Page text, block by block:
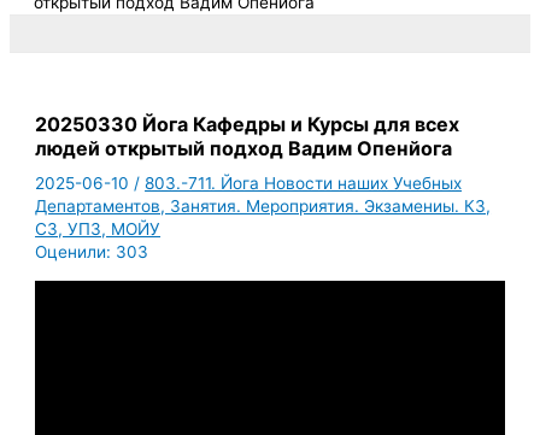
20250330 Йога Кафедры и Курсы для всех
людей открытый подход Вадим Опенйога
2025-06-10/803.-711. Йога Новости наших Учебных
Департаментов, Занятия. Мероприятия. Экзамениы. КЗ,
СЗ, УПЗ, МОЙУ
Оценили: 303